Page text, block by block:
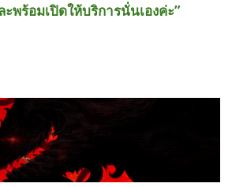
พร้อมเปิดให้บริการนั่นเองค่ะ”